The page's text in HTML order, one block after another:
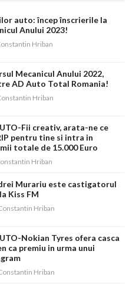
auto: încep înscrierile la
Anului 2023!
Hriban
Mecanicul Anului 2022,
AD Auto Total Romania!
Hriban
Fii creativ, arata-ne ce
pentru tine si intra in
totale de 15.000 Euro
Hriban
Murariu este castigatorul
Kiss FM
Hriban
Nokian Tyres ofera casca
ca premiu in urma unui
Hriban